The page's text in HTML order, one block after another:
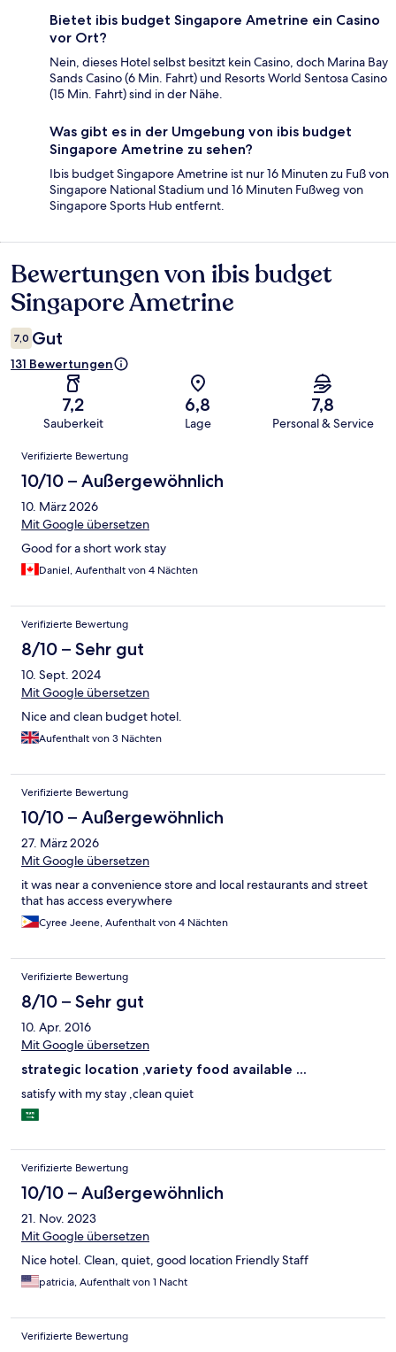
Bietet ibis budget Singapore Ametrine ein Casino
vor Ort?
Nein, dieses Hotel selbst besitzt kein Casino, doch Marina Bay
Sands Casino (6 Min. Fahrt) und Resorts World Sentosa Casino
(15 Min. Fahrt) sind in der Nähe.
Was gibt es in der Umgebung von ibis budget
Singapore Ametrine zu sehen?
Ibis budget Singapore Ametrine ist nur 16 Minuten zu Fuß von
Singapore National Stadium und 16 Minuten Fußweg von
Singapore Sports Hub entfernt.
Bewertungen
Bewertungen von ibis budget
Singapore Ametrine
7,0 Gut
131 Bewertungen
7,2
Sauberkeit
6,8
Lage
7,8
Personal & Service
Bewertungen
Verifizierte Bewertung
10/10 – Außergewöhnlich
10. März 2026
Mit Google übersetzen
Good for a short work stay
Daniel, Aufenthalt von 4 Nächten
Verifizierte Bewertung
8/10 – Sehr gut
10. Sept. 2024
Mit Google übersetzen
Nice and clean budget hotel.
Aufenthalt von 3 Nächten
Verifizierte Bewertung
10/10 – Außergewöhnlich
27. März 2026
Mit Google übersetzen
it was near a convenience store and local restaurants and street
that has access everywhere
Cyree Jeene, Aufenthalt von 4 Nächten
Verifizierte Bewertung
8/10 – Sehr gut
10. Apr. 2016
Mit Google übersetzen
strategic location ,variety food available ...
satisfy with my stay ,clean quiet
Verifizierte Bewertung
10/10 – Außergewöhnlich
21. Nov. 2023
Mit Google übersetzen
Nice hotel. Clean, quiet, good location Friendly Staff
patricia, Aufenthalt von 1 Nacht
Verifizierte Bewertung